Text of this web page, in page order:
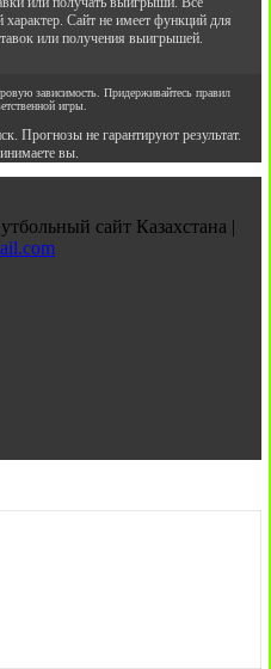
Сайт не имеет функций для
или получения выигрышей.
зависимость. Придерживайтесь правил
игры.
Прогнозы не гарантируют результат.
вы.
сайт Казахстана |